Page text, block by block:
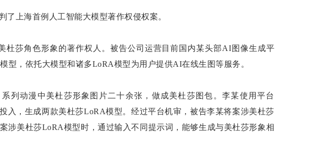
了上海首例人工智能大模型著作权侵权案。
杜莎角色形象的著作权人。被告公司运营目前国内某头部AI图像生成平
型，依托大模型和诸多LoRA模型为用户提供AI在线生图等服务。
列动漫中美杜莎形象图片二十余张，做成美杜莎图包。李某使用平台
入，生成两款美杜莎LoRA模型。经过平台机审，被告李某将案涉美杜莎
涉美杜莎LoRA模型时，通过输入不同提示词，能够生成与美杜莎形象相